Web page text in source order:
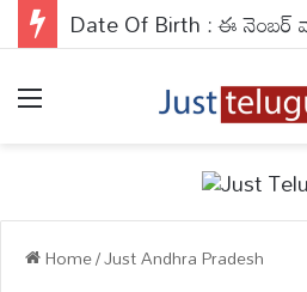
Home/Just Andhra Pradesh